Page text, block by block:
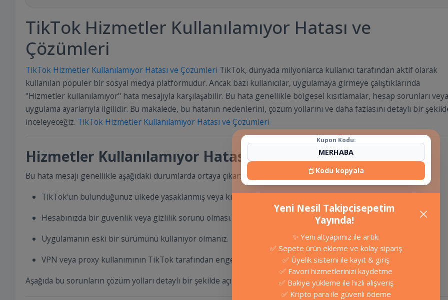
TikTok Hizmetler Kullanılamıyor Hatası ve
Çözümleri
TikTok Hizmetler Kullanılamıyor Hatası ve Çözümleri TikTok, dünyada milyonlarca kullanıcı tarafından aktif olarak
kullanılan popüler bir sosyal medya platformudur. Ancak bazı kullanıcılar, uygulamaya girmeye çalıştıklarında
"Hizmetler kullanılamıyor" hata mesajıyla karşılaşabilir. Bu hata genellikle bölgesel kısıtlamalar, hesap sorunları veya
uygulama ayarlarıyla ilgilidir. Bu makalede, bu hatanın nedenlerini, çözüm yollarını ve daha fazlasını detaylı bir
inceleyeceğiz. TikTok Hizmetler Kullanılamıyor Hatası ve Çözümleri
Hizmetler Kullanılamıyor Hatası Nedir?
Bu hata mesajı genellikle aşağıdaki durumlarda ortaya çıkar:
TikTok'un bulunduğunuz ülkede yasaklanmış veya kısıtlanmış olması.
Hesabınızda bir güvenlik veya gizlilik sorunu olması.
Uygulamanın eski bir sürümünü kullanıyor olmanız.
VPN veya proxy kullanımının TikTok tarafından engellenmesi.
Aşağıda bu sorunların çözüm yolları detaylı bir şekilde açıklanmıştır.
Kupon Kodu:
Kodu kopyala
Yeni Nesil Takipcisepetim
Yayında!
✨ Yeni altyapımız ile artık:
✅ Sepete ürün ekleme ve kolay sipariş
✅ Üyelik sistemi ile kayıt & giriş
✅ Favori hizmetlerinizi kaydetme
✅ Bakiye yükleme ile hızlı alışveriş
✅ Kripto para ile güvenli ödeme